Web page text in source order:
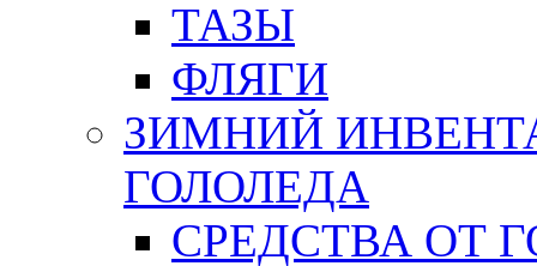
ТАЗЫ
ФЛЯГИ
ЗИМНИЙ
ГОЛОЛЕДА
СРЕДСТВА ОТ